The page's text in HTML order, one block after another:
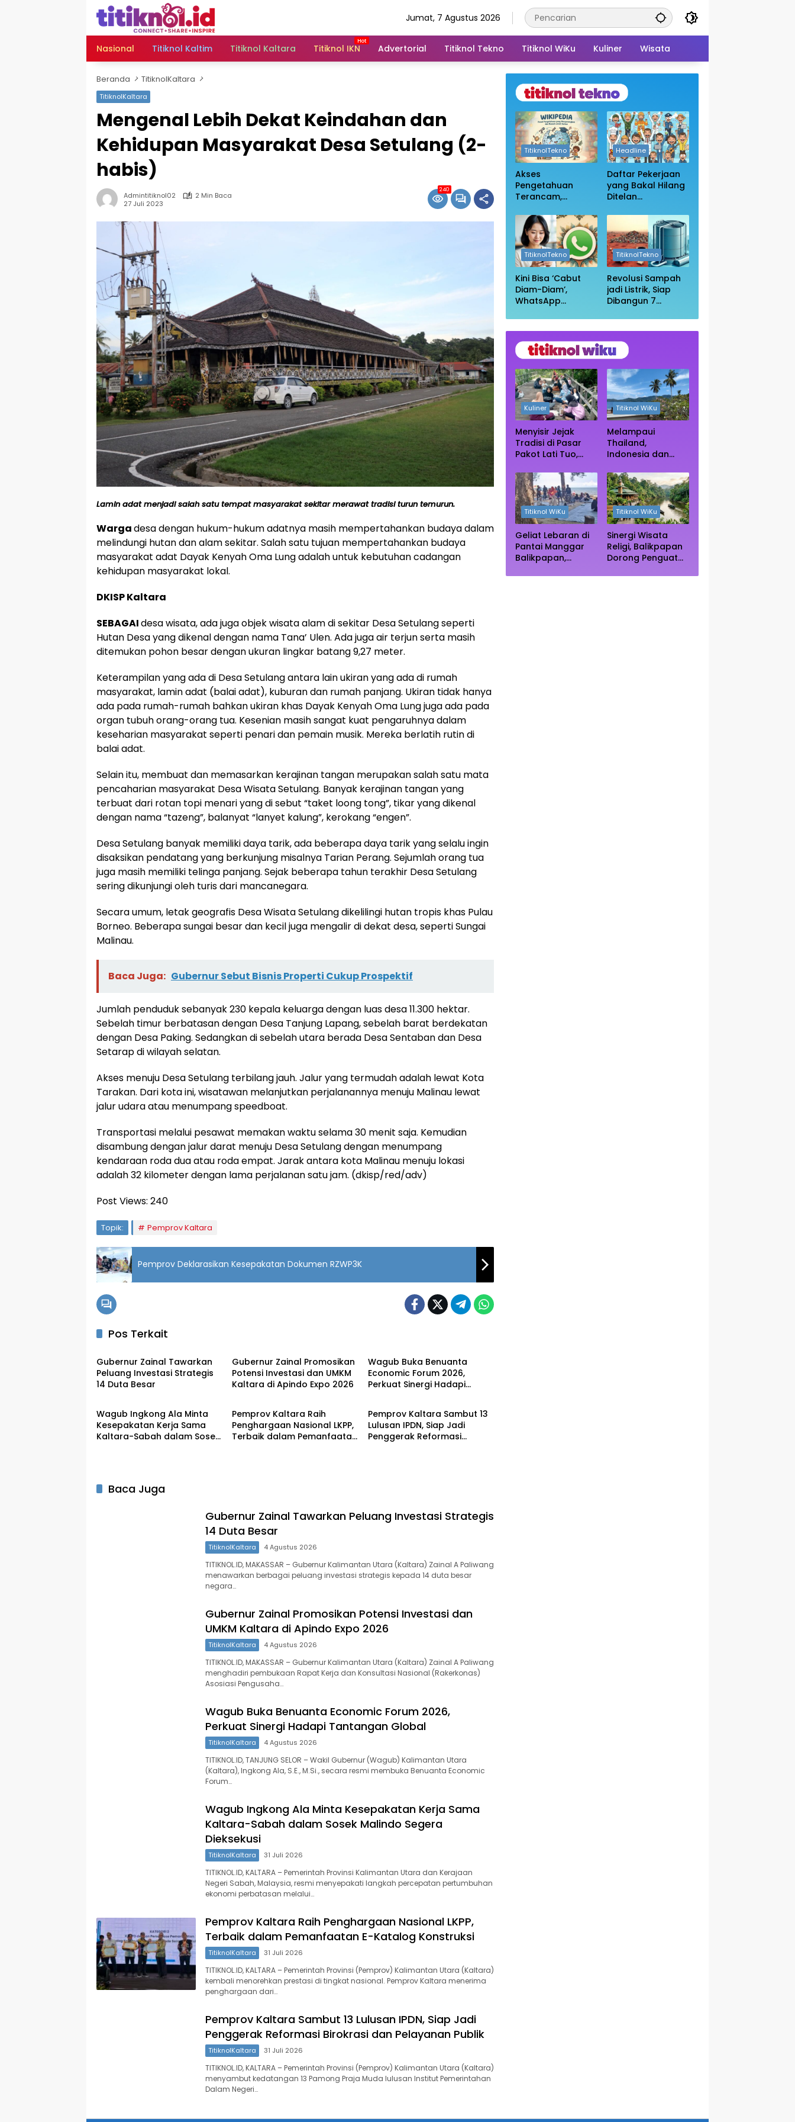
Jumat, 7 Agustus 2026
Nasional Titiknol Kaltim Titiknol Kaltara Titiknol IKN Advertorial Titiknol Tekno Titiknol WiKu Kuliner Wisata
Beranda TitiknolKaltara
TitiknolKaltara
Mengenal Lebih Dekat Keindahan dan
Kehidupan Masyarakat Desa Setulang (2-
habis)
Admintitiknol02
2 Min Baca
27 Juli 2023
240
Lamin adat menjadi salah satu tempat masyarakat sekitar merawat tradisi turun temurun.
Wargadesa dengan hukum-hukum adatnya masih mempertahankan budaya dalam
melindungi hutan dan alam sekitar. Salah satu tujuan mempertahankan budaya
masyarakat adat Dayak Kenyah Oma Lung adalah untuk kebutuhan cadangan
kehidupan masyarakat lokal.
DKISP Kaltara
SEBAGAIdesa wisata, ada juga objek wisata alam di sekitar Desa Setulang seperti
Hutan Desa yang dikenal dengan nama Tana’ Ulen. Ada juga air terjun serta masih
ditemukan pohon besar dengan ukuran lingkar batang 9,27 meter.
Keterampilan yang ada di Desa Setulang antara lain ukiran yang ada di rumah
masyarakat, lamin adat (balai adat), kuburan dan rumah panjang. Ukiran tidak hanya
ada pada rumah-rumah bahkan ukiran khas Dayak Kenyah Oma Lung juga ada pada
organ tubuh orang-orang tua. Kesenian masih sangat kuat pengaruhnya dalam
keseharian masyarakat seperti penari dan pemain musik. Mereka berlatih rutin di
balai adat.
Selain itu, membuat dan memasarkan kerajinan tangan merupakan salah satu mata
pencaharian masyarakat Desa Wisata Setulang. Banyak kerajinan tangan yang
terbuat dari rotan topi menari yang di sebut “taket loong tong”, tikar yang dikenal
dengan nama “tazeng”, balanyat “lanyet kalung”, kerokang “engen”.
Desa Setulang banyak memiliki daya tarik, ada beberapa daya tarik yang selalu ingin
disaksikan pendatang yang berkunjung misalnya Tarian Perang. Sejumlah orang tua
juga masih memiliki telinga panjang. Sejak beberapa tahun terakhir Desa Setulang
sering dikunjungi oleh turis dari mancanegara.
Secara umum, letak geografis Desa Wisata Setulang dikelilingi hutan tropis khas Pulau
Borneo. Beberapa sungai besar dan kecil juga mengalir di dekat desa, seperti Sungai
Malinau.
Baca Juga: Gubernur Sebut Bisnis Properti Cukup Prospektif
Jumlah penduduk sebanyak 230 kepala keluarga dengan luas desa 11.300 hektar.
Sebelah timur berbatasan dengan Desa Tanjung Lapang, sebelah barat berdekatan
dengan Desa Paking. Sedangkan di sebelah utara berada Desa Sentaban dan Desa
Setarap di wilayah selatan.
Akses menuju Desa Setulang terbilang jauh. Jalur yang termudah adalah lewat Kota
Tarakan. Dari kota ini, wisatawan melanjutkan perjalanannya menuju Malinau lewat
jalur udara atau menumpang speedboat.
Transportasi melalui pesawat memakan waktu selama 30 menit saja. Kemudian
disambung dengan jalur darat menuju Desa Setulang dengan menumpang
kendaraan roda dua atau roda empat. Jarak antara kota Malinau menuju lokasi
adalah 32 kilometer dengan lama perjalanan satu jam. (dkisp/red/adv)
Post Views: 240
Topik: Pemprov Kaltara
Pemprov Deklarasikan Kesepakatan Dokumen RZWP3K
Pos Terkait
TitiknolKaltara
Gubernur Zainal Tawarkan
Peluang Investasi Strategis
14 Duta Besar
Gubernur Zainal Promosikan
Potensi Investasi dan UMKM
Kaltara di Apindo Expo 2026
Wagub Buka Benuanta
Economic Forum 2026,
Perkuat Sinergi Hadapi
TitiknolKaltara
Wagub Ingkong Ala Minta
Kesepakatan Kerja Sama
Kaltara-Sabah dalam Sosek
TitiknolKaltara
Pemprov Kaltara Raih
Penghargaan Nasional LKPP,
Terbaik dalam Pemanfaatan
TitiknolKaltara
Pemprov Kaltara Sambut 13
Lulusan IPDN, Siap Jadi
Penggerak Reformasi
Baca Juga
Gubernur Zainal Tawarkan Peluang Investasi Strategis
14 Duta Besar
TitiknolKaltara 4 Agustus 2026
TITIKNOL.ID, MAKASSAR – Gubernur Kalimantan Utara (Kaltara) Zainal A Paliwang
menawarkan berbagai peluang investasi strategis kepada 14 duta besar
negara…
Gubernur Zainal Promosikan Potensi Investasi dan
UMKM Kaltara di Apindo Expo 2026
TitiknolKaltara 4 Agustus 2026
TITIKNOL.ID, MAKASSAR – Gubernur Kalimantan Utara (Kaltara) Zainal A Paliwang
menghadiri pembukaan Rapat Kerja dan Konsultasi Nasional (Rakerkonas)
Asosiasi Pengusaha…
Wagub Buka Benuanta Economic Forum 2026,
Perkuat Sinergi Hadapi Tantangan Global
TitiknolKaltara 4 Agustus 2026
TITIKNOL.ID, TANJUNG SELOR – Wakil Gubernur (Wagub) Kalimantan Utara
(Kaltara), Ingkong Ala, S.E., M.Si., secara resmi membuka Benuanta Economic
Forum…
Wagub Ingkong Ala Minta Kesepakatan Kerja Sama
Kaltara-Sabah dalam Sosek Malindo Segera
Dieksekusi
TitiknolKaltara 31 Juli 2026
TITIKNOL.ID, KALTARA – Pemerintah Provinsi Kalimantan Utara dan Kerajaan
Negeri Sabah, Malaysia, resmi menyepakati langkah percepatan pertumbuhan
ekonomi perbatasan melalui…
Pemprov Kaltara Raih Penghargaan Nasional LKPP,
Terbaik dalam Pemanfaatan E-Katalog Konstruksi
TitiknolKaltara 31 Juli 2026
TITIKNOL.ID, KALTARA – Pemerintah Provinsi (Pemprov) Kalimantan Utara (Kaltara)
kembali menorehkan prestasi di tingkat nasional. Pemprov Kaltara menerima
penghargaan dari…
Pemprov Kaltara Sambut 13 Lulusan IPDN, Siap Jadi
Penggerak Reformasi Birokrasi dan Pelayanan Publik
TitiknolKaltara 31 Juli 2026
TITIKNOL.ID, KALTARA – Pemerintah Provinsi (Pemprov) Kalimantan Utara (Kaltara)
menyambut kedatangan 13 Pamong Praja Muda lulusan Institut Pemerintahan
Dalam Negeri…
TitiknolTekno
Akses
Pengetahuan
Terancam,
Pembukaan Blokir
Login Wikipedia
Headline
Daftar Pekerjaan
yang Bakal Hilang
Ditelan
Apakah Profesi
Anda Masih
Aman?
TitiknolTekno
Kini Bisa ‘Cabut
Diam-Diam’,
WhatsApp
Keluar Grup
Tanpa Ketahuan
TitiknolTekno
Revolusi Sampah
jadi Listrik, Siap
Dibangun 7
Raksasa dengan
Sekitar 200 MW
Kuliner
Menyisir Jejak
Tradisi di Pasar
Pakot Lati Tuo,
Tengah Rimba
Mangrove Paser
Titiknol WiKu
Melampaui
Thailand,
Indonesia dan
Primadona Wisata
Autentik Dunia
Titiknol WiKu
Geliat Lebaran di
Pantai Manggar
Balikpapan,
Titiknol WiKu
Sinergi Wisata
Religi, Balikpapan
Dorong Penguatan